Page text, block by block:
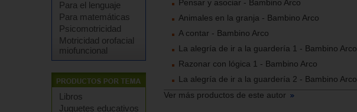
Para el lenguaje
Para matemáticas
Psicomotricidad
Motricidad orofacial
miofuncional
Libros
Juguetes educativos
Pensar y asociar - Bambino Arco
Animales en la granja - Bambino Arco
A contar - Bambino Arco
La alegría de ir a la guardería 1 - Bambino Arco
Razonar con lógica 1 - Bambino Arco
La alegría de ir a la guardería 2 - Bambino Arco
Ver más productos de este autor